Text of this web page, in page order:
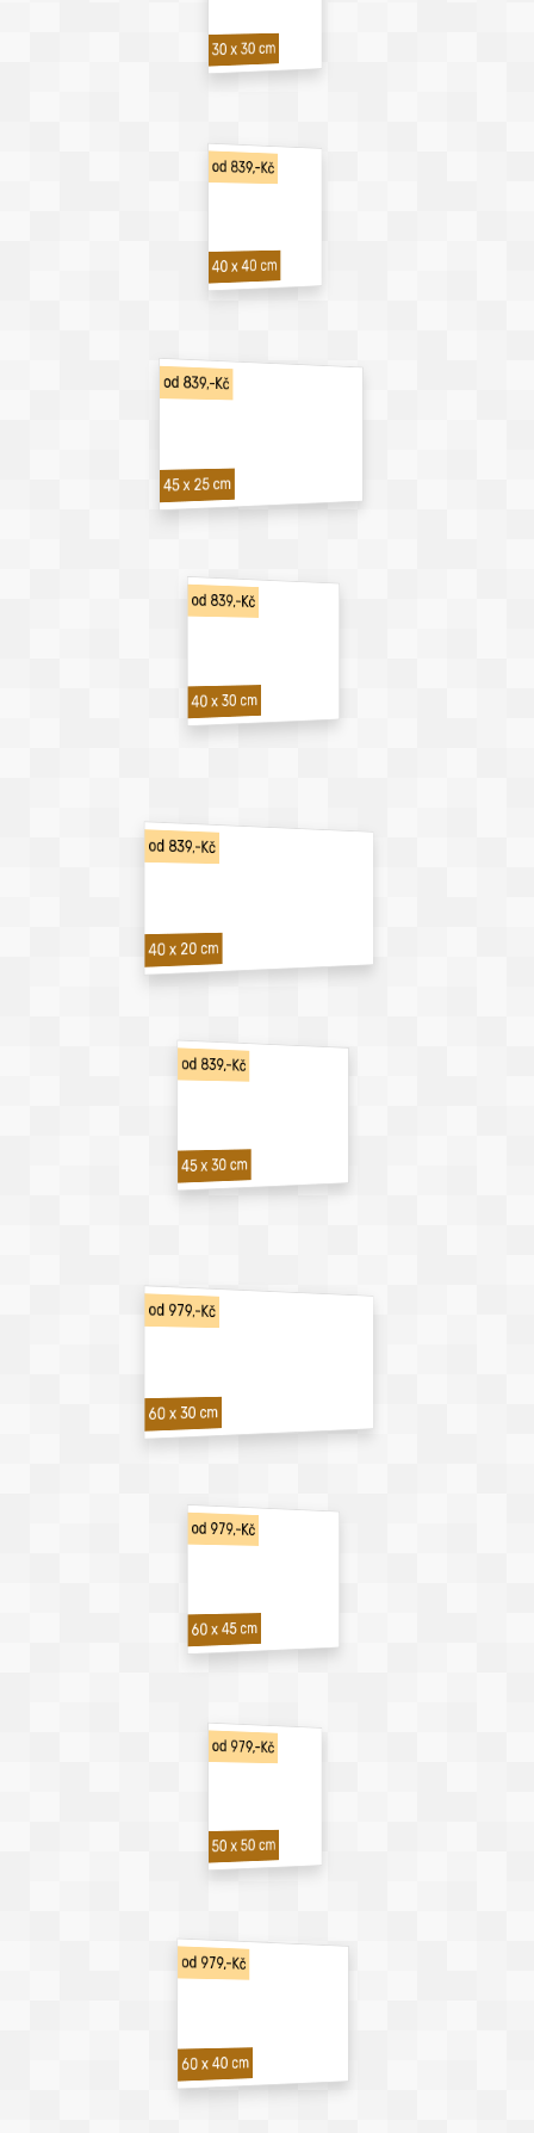
30 x 30 cm
od 839,-Kč
40 x 40 cm
od 839,-Kč
45 x 25 cm
od 839,-Kč
40 x 30 cm
od 839,-Kč
40 x 20 cm
od 839,-Kč
45 x 30 cm
od 979,-Kč
60 x 30 cm
od 979,-Kč
60 x 45 cm
od 979,-Kč
50 x 50 cm
od 979,-Kč
60 x 40 cm